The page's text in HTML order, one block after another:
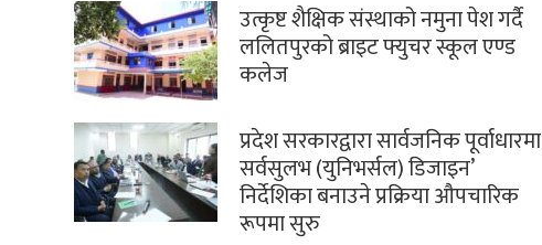
उत्कृष्ट शैक्षिक संस्थाको नमुना पेश गर्दै
ललितपुरको ब्राइट फ्युचर स्कूल एण्ड
कलेज
प्रदेश सरकारद्वारा सार्वजनिक पूर्वाधारमा
सर्वसुलभ (युनिभर्सल) डिजाइन’
निर्देशिका बनाउने प्रक्रिया औपचारिक
रूपमा सुरु